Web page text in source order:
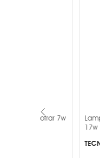
Lampara De
17w Lucida Iv
TECNOLITE ®